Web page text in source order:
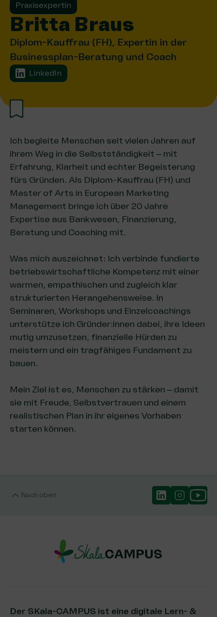
Praxisexpertin
Britta Braus
Diplom-Kauffrau (FH), Expertin in der
Businessplan-Beratung und Coach
LinkedIn
Ich begleite Menschen seit vielen Jahren auf
ihrem Weg in die Selbstständigkeit – mit
Erfahrung, Klarheit und echter Begeisterung
fürs Gründen. Als Diplom-Kauffrau (FH) und
Master of Arts in European Marketing
Management bringe ich über 20 Jahre
Expertise aus Bankwesen, Finanzierung,
Beratung und Coaching mit.
Was mich auszeichnet: Ich verbinde fundierte
betriebswirtschaftliche Kompetenz mit einer
warmen, empathischen und zugleich klar
strukturierten Herangehensweise. In
Seminaren, Workshops und Einzelcoachings
unterstütze ich Gründer:innen dabei, ihre Ideen
mutig umzusetzen, finanzielle Hürden zu
meistern und ein tragfähiges Fundament zu
bauen.
Mein Ziel ist es, Menschen zu stärken – damit
sie mit Freude, Selbstvertrauen und einem
realistischen Plan in ihr eigenes Vorhaben
starten können.
Nach oben
Der SKala-CAMPUS ist eine digitale Lern- &